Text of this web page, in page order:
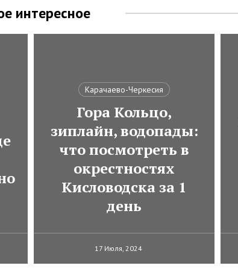
интересное
Карачаево-Черкесия
Гора Кольцо,
зиплайн, водопады:
что посмотреть в
окрестностях
Кисловодска за 1
день
17 Июля, 2024